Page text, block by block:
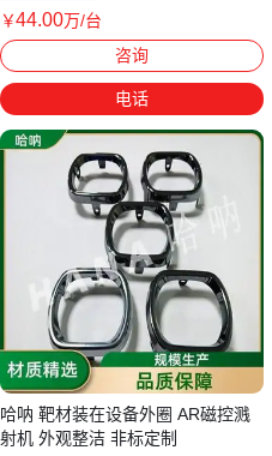
￥44.00万/台
咨询
电话
哈呐 靶材装在设备外圈 AR磁控溅
射机 外观整洁 非标定制